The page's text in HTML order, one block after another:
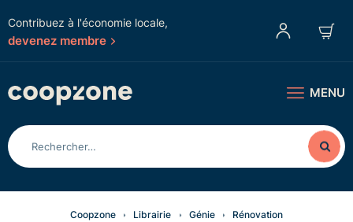
Contribuez à l'économie locale,
devenez membre
MENU
Coopzone Librairie Génie
Rénovation